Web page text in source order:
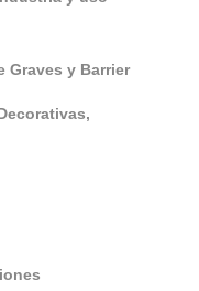
Graves y Barrier